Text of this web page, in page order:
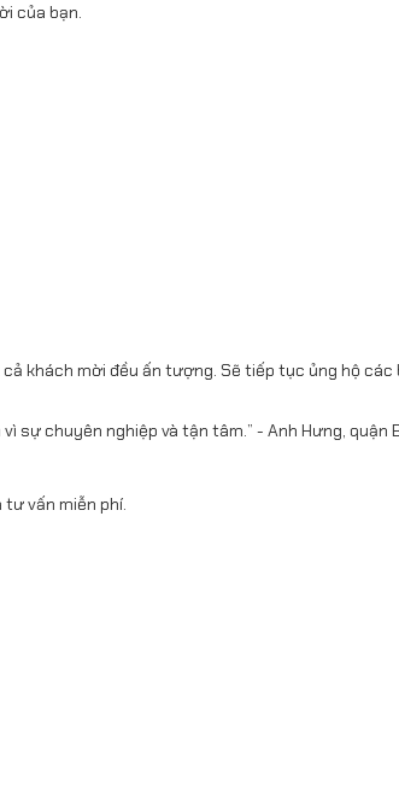
của bạn.
khách mời đều ấn tượng. Sẽ tiếp tục ủng hộ
sự chuyên nghiệp và tận tâm.” - Anh Hưng, quận
vấn miễn phí.